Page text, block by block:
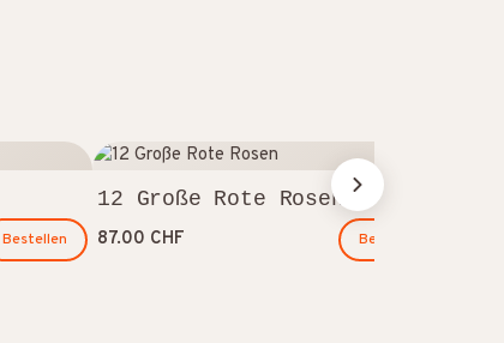
Bestellen
12 Große Rote Rosen
87.00 CHF Bestellen